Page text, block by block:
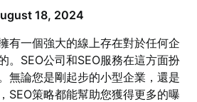
18, 2024
有一個強大的線上存在對於任何企
。SEO公司和SEO服務在這方面扮
無論您是剛起步的小型企業，還是
SEO策略都能幫助您獲得更多的曝